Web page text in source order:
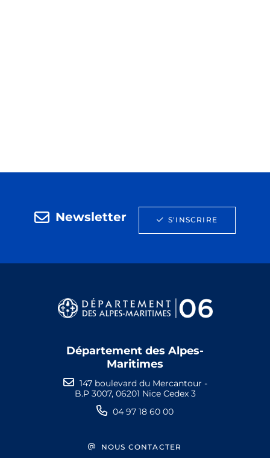
Newsletter S'INSCRIRE
Département des Alpes-
Maritimes
147 boulevard du Mercantour -
B.P 3007, 06201 Nice Cedex 3
04 97 18 60 00
NOUS CONTACTER